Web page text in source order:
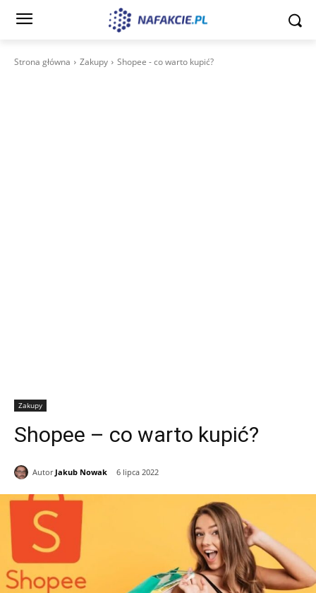
Strona główna Zakupy Shopee - co warto kupić?
Zakupy
Shopee – co warto kupić?
Autor Jakub Nowak 6 lipca 2022